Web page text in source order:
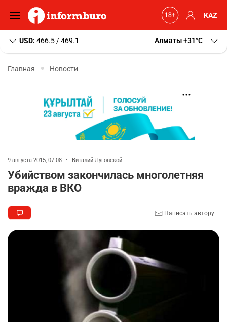
KAZ
USD: 466.5 / 469.1 Алматы+31 C
Главная Новости
9 августа 2015, 07:08 • Виталий Луговской
Убийством закончилась многолетняя
вражда в ВКО
Написать автору